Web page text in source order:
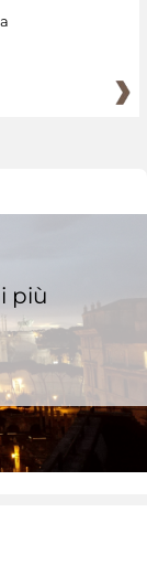
più